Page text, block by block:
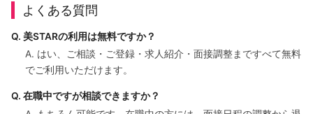
よくある質問
Q. 美STARの利用は無料ですか？
A. はい、ご相談・ご登録・求人紹介・面接調整まですべて無料
でご利用いただけます。
Q. 在職中ですが相談できますか？